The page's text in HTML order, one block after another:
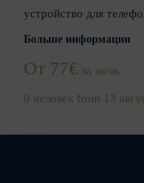
устройство для
Больше информации
От 77€ за ночь
0 человек from 13